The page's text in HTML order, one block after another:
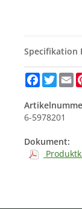
Specifikation
Facebook
6-5978201
Dokument: